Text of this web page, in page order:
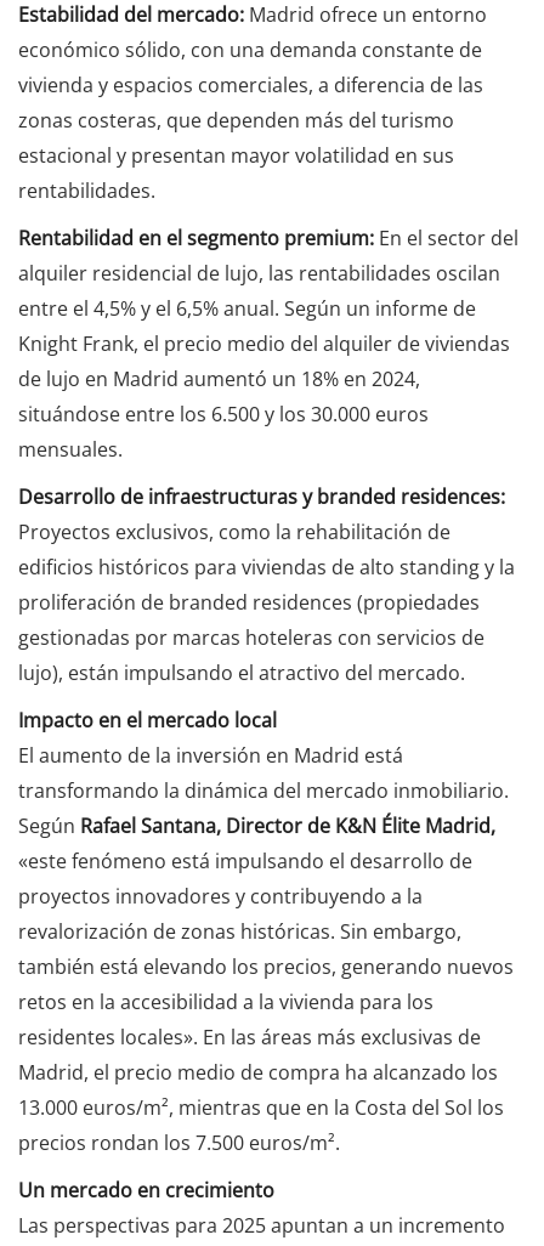
Estabilidad del mercado: Madrid ofrece un entorno
económico sólido, con una demanda constante de
vivienda y espacios comerciales, a diferencia de las
zonas costeras, que dependen más del turismo
estacional y presentan mayor volatilidad en sus
rentabilidades.
Rentabilidad en el segmento premium: En el sector del
alquiler residencial de lujo, las rentabilidades oscilan
entre el 4,5% y el 6,5% anual. Según un informe de
Knight Frank, el precio medio del alquiler de viviendas
de lujo en Madrid aumentó un 18% en 2024,
situándose entre los 6.500 y los 30.000 euros
mensuales.
Desarrollo de infraestructuras y branded residences:
Proyectos exclusivos, como la rehabilitación de
edificios históricos para viviendas de alto standing y la
proliferación de branded residences (propiedades
gestionadas por marcas hoteleras con servicios de
lujo), están impulsando el atractivo del mercado.
Impacto en el mercado local
El aumento de la inversión en Madrid está
transformando la dinámica del mercado inmobiliario.
Según Rafael Santana, Director de K&N Élite Madrid,
«este fenómeno está impulsando el desarrollo de
proyectos innovadores y contribuyendo a la
revalorización de zonas históricas. Sin embargo,
también está elevando los precios, generando nuevos
retos en la accesibilidad a la vivienda para los
residentes locales». En las áreas más exclusivas de
Madrid, el precio medio de compra ha alcanzado los
13.000 euros/m², mientras que en la Costa del Sol los
precios rondan los 7.500 euros/m².
Un mercado en crecimiento
Las perspectivas para 2025 apuntan a un incremento